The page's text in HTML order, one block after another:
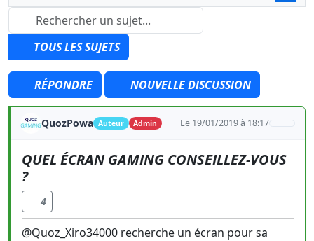
TOUS LES SUJETS
RÉPONDRE NOUVELLE DISCUSSION
QuozPowa Auteur Admin Le 19/01/2019 à 18:17
QUEL ÉCRAN GAMING CONSEILLEZ-VOUS
?
4
@Quoz_Xiro34000 recherche un écran pour sa